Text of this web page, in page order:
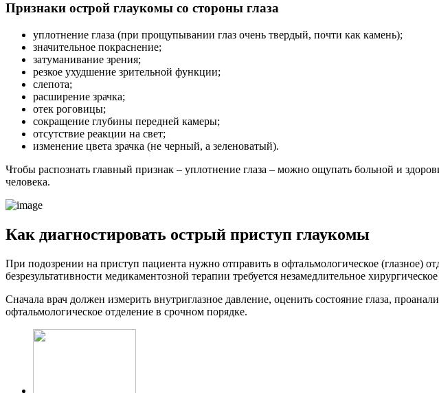
Признаки острой глаукомы со стороны глаза
уплотнение глаза (при прощупывании глаз очень твердый, почти как камень);
значительное покраснение;
затуманивание зрения;
резкое ухудшение зрительной функции;
слепота;
расширение зрачка;
отек роговицы;
сокращение глубины передней камеры;
отсутствие реакции на свет;
изменение цвета зрачка (не черный, а зеленоватый).
Чтобы распознать главный признак – уплотнение глаза – можно ощупать больной и
человека.
Как диагностировать острый приступ глаукомы
При подозрении на приступ пациента нужно отправить в офтальмологическое (глазное)
безрезультативности медикаментозной терапии требуется незамедлительное
Сначала врач должен измерить внутриглазное давление, оценить состояние глаза,
офтальмологическое отделение в срочном порядке.